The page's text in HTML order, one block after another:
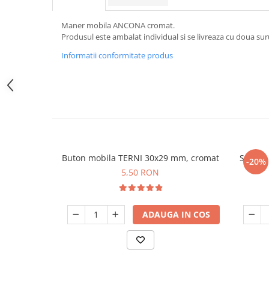
Maner mobila ANCONA cromat.
Produsul este ambalat individual si se livreaza cu doua
Informatii conformitate produs
Buton mobila TERNI 30x29 mm, cromat
5,50 RON
ADAUGA IN COS
-20%